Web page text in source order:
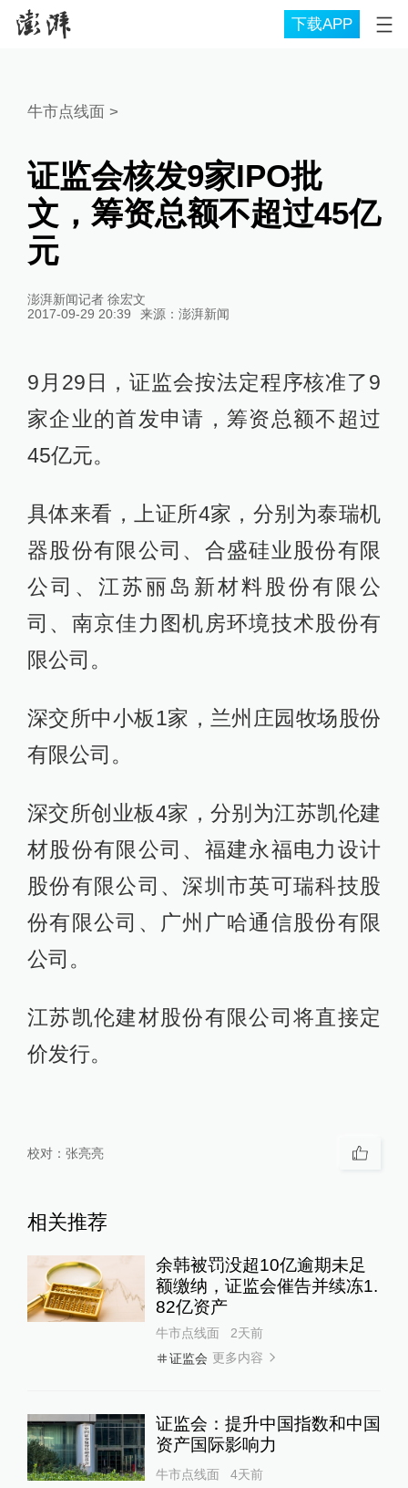
下载APP
牛市点线面>
证监会核发9家IPO批
文，筹资总额不超过45亿
元
澎湃新闻记者 徐宏文
2017-09-29 20:39
来源： 澎湃新闻
9月29日，证监会按法定程序核准了9
家企业的首发申请，筹资总额不超过
45亿元。
具体来看，上证所4家，分别为泰瑞机
器股份有限公司、合盛硅业股份有限
公司、江苏丽岛新材料股份有限公
司、南京佳力图机房环境技术股份有
限公司。
深交所中小板1家，兰州庄园牧场股份
有限公司。
深交所创业板4家，分别为江苏凯伦建
材股份有限公司、福建永福电力设计
股份有限公司、深圳市英可瑞科技股
份有限公司、广州广哈通信股份有限
公司。
江苏凯伦建材股份有限公司将直接定
价发行。
校对： 张亮亮
相关推荐
余韩被罚没超10亿逾期未足
额缴纳，证监会催告并续冻1.
82亿资产
牛市点线面
2天前
证监会 更多内容
证监会：提升中国指数和中国
资产国际影响力
牛市点线面 4天前